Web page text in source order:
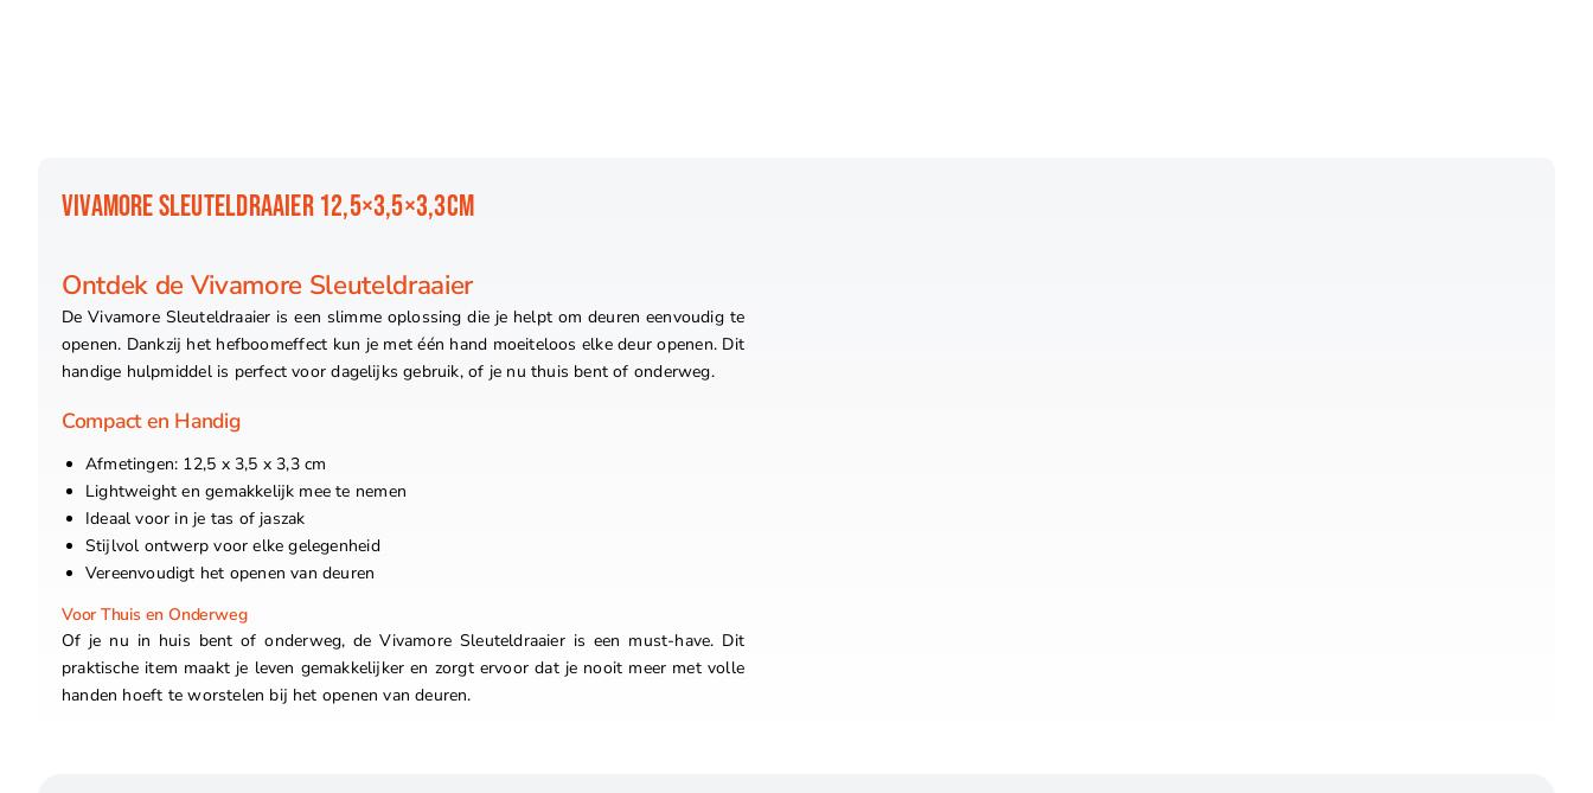
VIVAMORE SLEUTELDRAAIER 12,5×3,5×3,3CM
Ontdek de Vivamore Sleuteldraaier
De Vivamore Sleuteldraaier is een slimme oplossing die je helpt om deuren eenvoudig te
openen. Dankzij het hefboomeffect kun je met één hand moeiteloos elke deur openen. Dit
handige hulpmiddel is perfect voor dagelijks gebruik, of je nu thuis bent of onderweg.
Compact en Handig
Afmetingen: 12,5 x 3,5 x 3,3 cm
Lightweight en gemakkelijk mee te nemen
Ideaal voor in je tas of jaszak
Stijlvol ontwerp voor elke gelegenheid
Vereenvoudigt het openen van deuren
Voor Thuis en Onderweg
Of je nu in huis bent of onderweg, de Vivamore Sleuteldraaier is een must-have. Dit
praktische item maakt je leven gemakkelijker en zorgt ervoor dat je nooit meer met volle
handen hoeft te worstelen bij het openen van deuren.